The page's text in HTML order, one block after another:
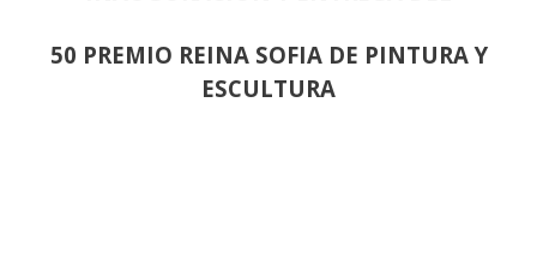
50 PREMIO REINA SOFIA DE PINTURA Y
ESCULTURA